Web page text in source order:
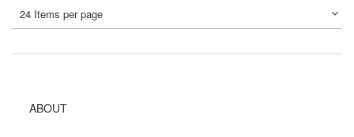
24 Items per page
ABOUT